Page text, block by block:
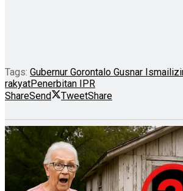
Tags: Gubernur Gorontalo Gusnar Ismail
rakyatPenerbitan IPR
ShareSend TweetShare